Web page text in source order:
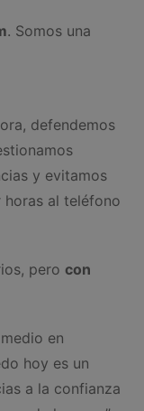
. Somos una
defendemos
y evitamos
horas al teléfono
pero con
en
hoy es un
a la confianza